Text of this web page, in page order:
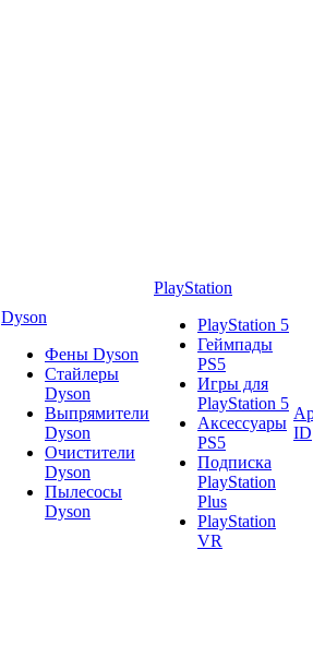
Dyson
Фены Dyson
Стайлеры
Dyson
Выпрямители
Dyson
Очистители
Dyson
Пылесосы
Dyson
PlayStation
PlayStation 5
Геймпады
PS5
Игры для
PlayStation 5
Аксессуары
PS5
Подписка
PlayStation
Plus
PlayStation
VR
ID